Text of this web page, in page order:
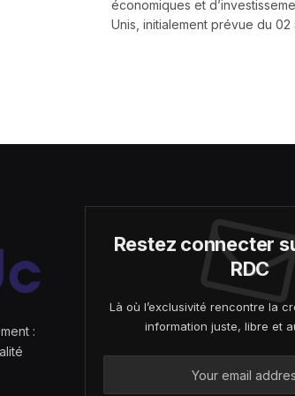
économiques et
Unis, initialement prévue du
:
Restez connecter
RDC
Là où l’exclusivité rencontre la
information juste, libre et